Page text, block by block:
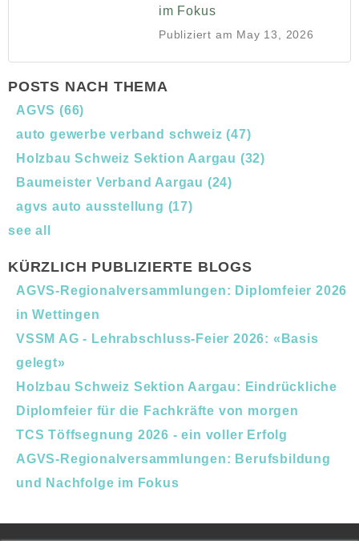
im Fokus
Publiziert am May 13, 2026
POSTS NACH THEMA
AGVS (66)
auto gewerbe verband schweiz(47)
Holzbau Schweiz Sektion Aargau (32)
Baumeister Verband Aargau (24)
agvs auto ausstellung (17)
see all
KÜRZLICH PUBLIZIERTE BLOGS
AGVS-Regionalversammlungen: Diplomfeier 2026
in Wettingen
VSSM AG - Lehrabschluss-Feier 2026: «Basis
gelegt»
Holzbau Schweiz Sektion Aargau: Eindrückliche
Diplomfeier für die Fachkräfte von morgen
TCS Töffsegnung 2026 - ein voller Erfolg
AGVS-Regionalversammlungen: Berufsbildung
und Nachfolge im Fokus